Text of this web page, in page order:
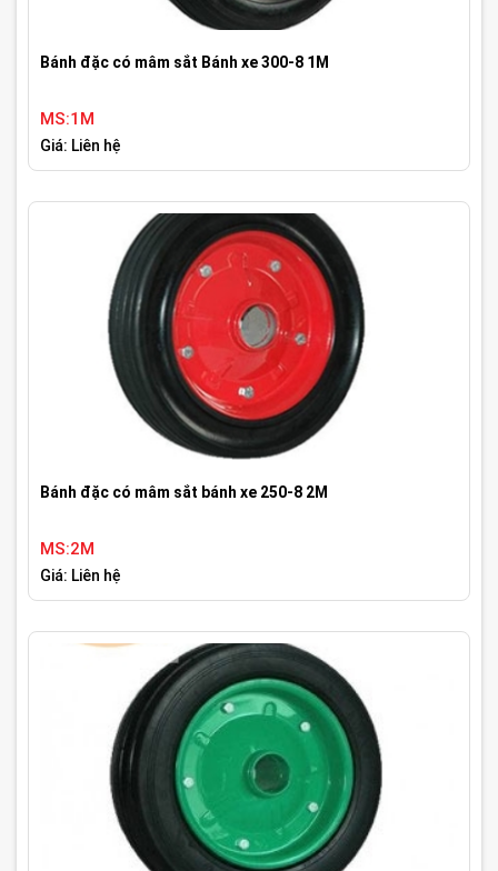
Bánh đặc có mâm sắt Bánh xe 300-8 1M
MS:1M
Giá: Liên hệ
Bánh đặc có mâm sắt bánh xe 250-8 2M
MS:2M
Giá: Liên hệ